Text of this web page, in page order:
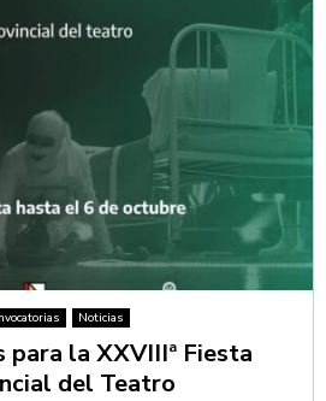
Noticias
para la XXVIIIª Fiesta
del Teatro